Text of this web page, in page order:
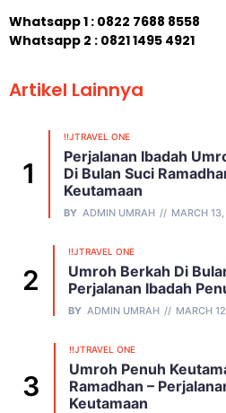
Whatsapp 1 : 0822 7688 8558
Whatsapp 2 : 0821 1495 4921
Artikel Lainnya
!!JTRAVEL ONE
Perjalanan Ibadah
Di Bulan Suci
Keutamaan
BY ADMIN UMRAH MARCH
!!JTRAVEL ONE
Umroh Berkah Di
Perjalanan Ibadah
BY ADMIN UMRAH MARCH
!!JTRAVEL ONE
Umroh Penuh
Ramadhan –
Keutamaan